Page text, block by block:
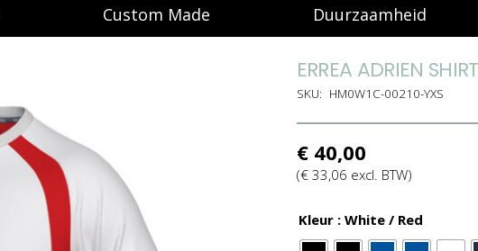
Custom Made Duurzaamheid
ERREA ADRIEN
SKU: HM0W1C-00210-YXS
€40,00
(€33,06 excl. BTW)
Kleur : White / Red